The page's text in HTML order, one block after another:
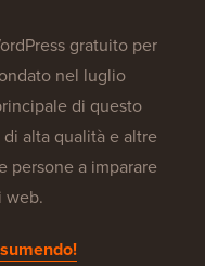
gratuito per
nel luglio
di questo
alta qualità e altre
persone a imparare
web.